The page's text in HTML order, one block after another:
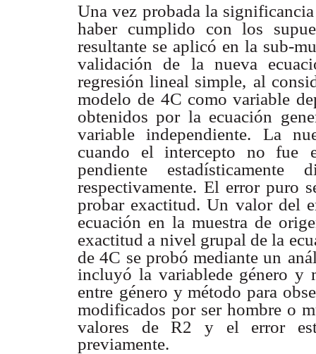
Una vez probada la
haber cumplido con los
resultante se aplicó en la sub-
validación de la nueva
regresión lineal simple, al
modelo de 4C como variable
obtenidos por la ecuación
variable independiente. La
cuando el intercepto no fue
pendiente
respectivamente. El error puro
probar exactitud. Un valor del
ecuación en la muestra de
exactitud a nivel grupal de la
de 4C se probó mediante un
incluyó la variablede género y
entre género y método para
modificados por ser hombre o
valores de R2 y el error
previamente.